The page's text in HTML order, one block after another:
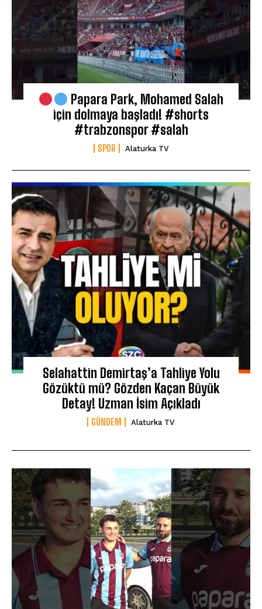
Papara Park, Mohamed Salah
için dolmaya başladı! #shorts
#trabzonspor #salah
SPOR Alaturka TV
Selahattin Demirtaş’a Tahliye Yolu
Gözüktü mü? Gözden Kaçan Büyük
Detay! Uzman İsim Açıkladı
GÜNDEM Alaturka TV